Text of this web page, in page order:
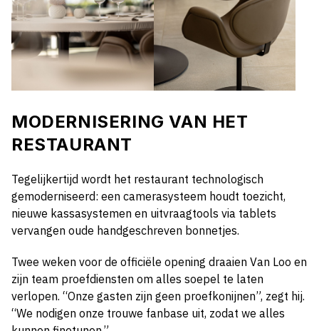
MODERNISERING VAN HET
RESTAURANT
Tegelijkertijd wordt het restaurant technologisch
gemoderniseerd: een camerasysteem houdt toezicht,
nieuwe kassasystemen en uitvraagtools via tablets
vervangen oude handgeschreven bonnetjes.
Twee weken voor de officiële opening draaien Van Loo en
zijn team proefdiensten om alles soepel te laten
verlopen. “Onze gasten zijn geen proefkonijnen”, zegt hij.
“We nodigen onze trouwe fanbase uit, zodat we alles